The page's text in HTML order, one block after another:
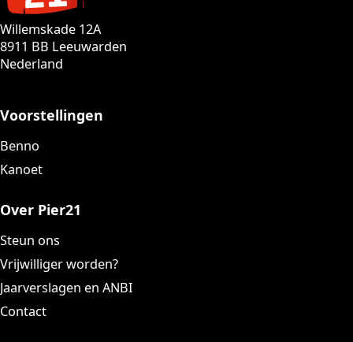
Willemskade 12A
8911 BB Leeuwarden
Nederland
Voorstellingen
Benno
Kanoet
Over Pier21
Steun ons
Vrijwilliger worden?
Jaarverslagen en ANBI
Contact